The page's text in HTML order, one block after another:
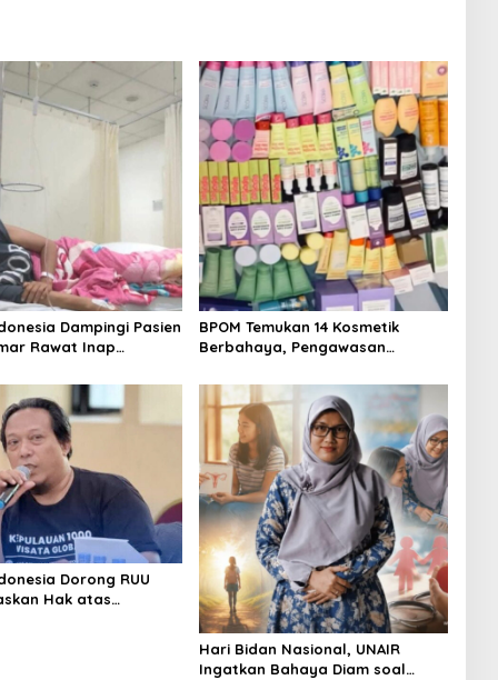
Dampingi Pasien
Rawat Inap
BPOM Temukan 14 Kosmetik
Berbahaya, Pengawasan
Diperketat
Dorong RUU
Hak atas
Hari Bidan Nasional, UNAIR
Ingatkan Bahaya Diam soal